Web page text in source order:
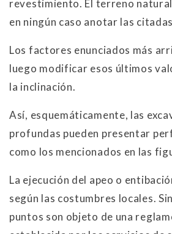
revestimiento. El terreno
en ningún caso anotar las
Los factores enunciados más
luego modificar esos últimos
la inclinación.
Así, esquemáticamente, las
profundas pueden presentar
como los mencionados en las
La ejecución del apeo o
según las costumbres locales.
puntos son objeto de una